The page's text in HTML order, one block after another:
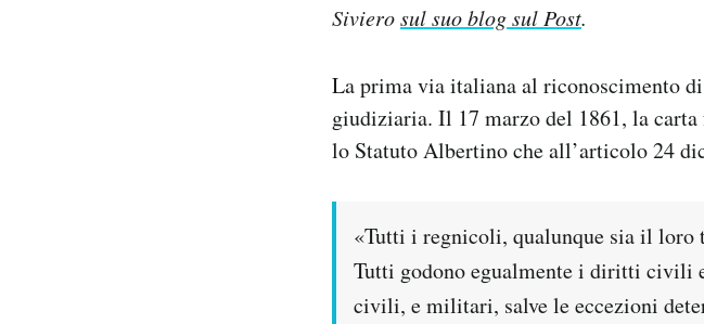
Sivierosul suo blog sul Post.
La prima via italiana al riconoscimento
giudiziaria. Il 17 marzo del 1861, la
lo Statuto Albertino che all’articolo 24
«Tutti i regnicoli, qualunque sia il loro
Tutti godono egualmente i diritti civili
civili, e militari, salve le eccezioni